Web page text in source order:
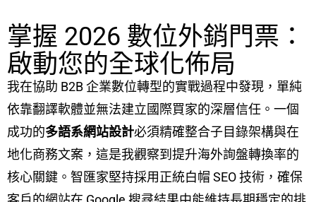
掌握 2026 數位外銷門票：
啟動您的全球化佈局
我在協助 B2B 企業數位轉型的實戰過程中發現，單純
依靠翻譯軟體並無法建立國際買家的深層信任。一個
成功的多語系網站設計必須精確整合子目錄架構與在
地化商務文案，這是我觀察到提升海外詢盤轉換率的
核心關鍵。智匯家堅持採用正統白帽 SEO 技術，確保